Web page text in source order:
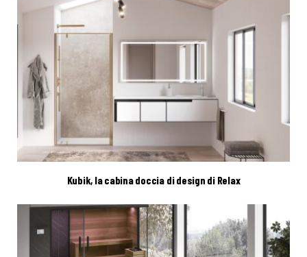
Kubik, la cabina doccia di design di Relax